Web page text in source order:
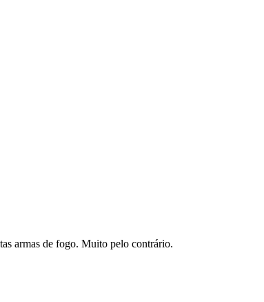
armas de fogo. Muito pelo contrário.